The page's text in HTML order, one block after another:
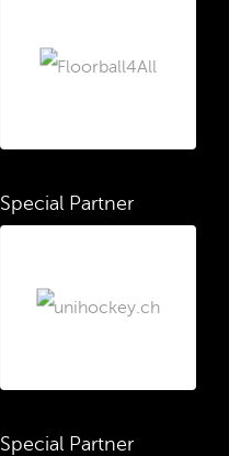
Special Partner
Special Partner